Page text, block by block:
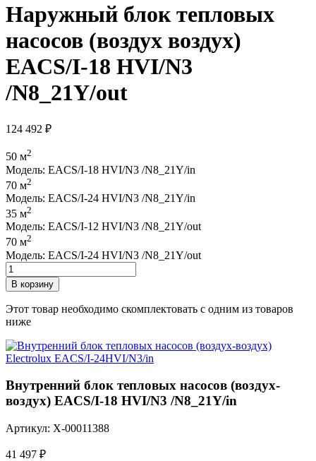
Наружный блок тепловых
насосов (воздух воздух)
EACS/I-18 HVI/N3
/N8_21Y/out
124 492 ₽
50 м2
Модель: EACS/I-18 HVI/N3 /N8_21Y/in
70 м2
Модель: EACS/I-24 HVI/N3 /N8_21Y/in
35 м2
Модель: EACS/I-12 HVI/N3 /N8_21Y/out
70 м2
Модель: EACS/I-24 HVI/N3 /N8_21Y/out
Количество
товара
Наружный
блок
тепловых
(воздух
воздух)
18
HVI/N3
/N8_21Y/out
В корзину
Этот товар необходимо скомплектовать с одним из товаров
ниже
Внутренний блок тепловых насосов (воздух-
воздух) EACS/I-18 HVI/N3 /N8_21Y/in
Артикул: X-00011388
41 497 ₽